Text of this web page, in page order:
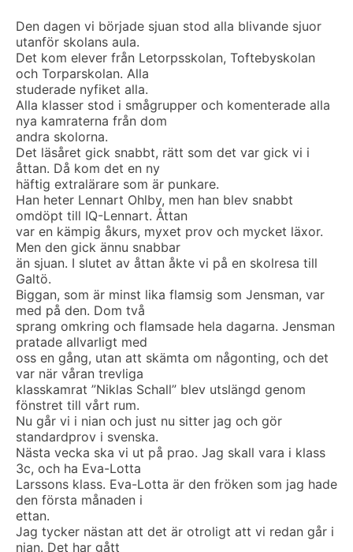
Den dagen vi började sjuan stod alla blivande sjuor
utanför skolans aula.
Det kom elever från Letorpsskolan, Toftebyskolan
och Torparskolan. Alla
studerade nyfiket alla.
Alla klasser stod i smågrupper och komenterade alla
nya kamraterna från dom
andra skolorna.
Det läsåret gick snabbt, rätt som det var gick vi i
åttan. Då kom det en ny
häftig extralärare som är punkare.
Han heter Lennart Ohlby, men han blev snabbt
omdöpt till IQ-Lennart. Åttan
var en kämpig åkurs, myxet prov och mycket läxor.
Men den gick ännu snabbar
än sjuan. I slutet av åttan åkte vi på en skolresa till
Galtö.
Biggan, som är minst lika flamsig som Jensman, var
med på den. Dom två
sprang omkring och flamsade hela dagarna. Jensman
pratade allvarligt med
oss en gång, utan att skämta om någonting, och det
var när våran trevliga
klasskamrat ”Niklas Schall” blev utslängd genom
fönstret till vårt rum.
Nu går vi i nian och just nu sitter jag och gör
standardprov i svenska.
Nästa vecka ska vi ut på prao. Jag skall vara i klass
3c, och ha Eva-Lotta
Larssons klass. Eva-Lotta är den fröken som jag hade
den första månaden i
ettan.
Jag tycker nästan att det är otroligt att vi redan går i
nian. Det har gått